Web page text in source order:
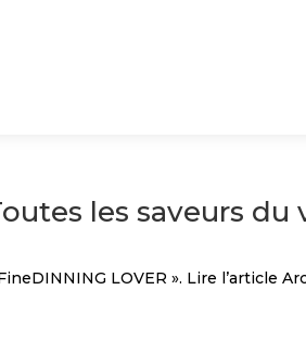
les saveurs du
LOVER ». Lire l’article